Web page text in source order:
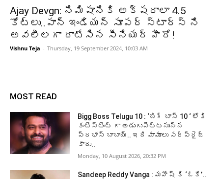
Ajay Devgn: నిమిషానికి అక్షరాలా 4.5
కోట్లు..పాన్ ఇండియన్ సూపర్ స్టార్స్ ని
అవలీలగా దాటేసిన సీనియర్ హీరో!
Vishnu Teja - Thursday, 19 September 2024, 10:03 AM
MOST READ
Bigg Boss Telugu 10 : ‘బిగ్ బాస్ 10 ‘ లోకి
కంటెస్టెంట్ గా అడుగుపెట్టనున్న
ప్రభాస్ బాబాయ్.. ఇది మామూలు సర్ప్రైజ్
కాదు..
Monday, 10 August 2026, 20:32 PM
Sandeep Reddy Vanga : మహేష్ కి ‘ఓకే’..